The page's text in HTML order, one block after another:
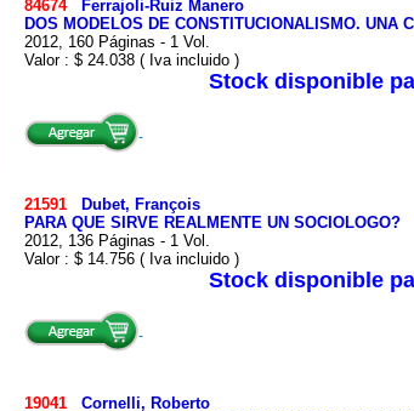
84674
Ferrajoli-Ruiz Manero
DOS MODELOS DE CONSTITUCIONALISMO. UNA
2012, 160 Páginas - 1 Vol.
Valor : $ 24.038 ( Iva incluido )
Stock disponible
21591
Dubet, François
PARA QUE SIRVE REALMENTE UN SOCIOLOGO?
2012, 136 Páginas - 1 Vol.
Valor : $ 14.756 ( Iva incluido )
Stock disponible
19041 Cornelli, Roberto